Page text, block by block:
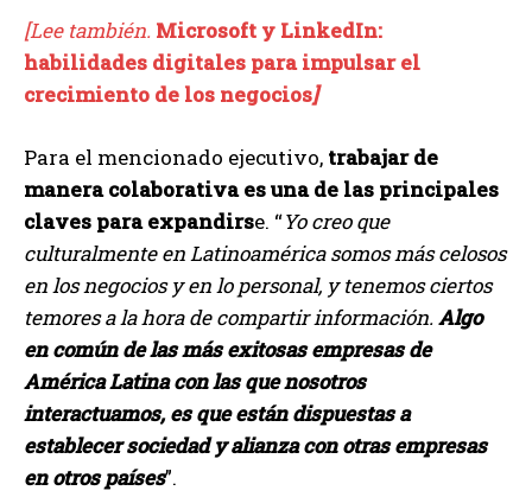
[Lee también. Microsoft y LinkedIn:
habilidades digitales para impulsar el
crecimiento de los negocios]
Para el mencionado ejecutivo, trabajar de
manera colaborativa es una de las principales
claves para expandirse. “Yo creo que
culturalmente en Latinoamérica somos más celosos
en los negocios y en lo personal, y tenemos ciertos
temores a la hora de compartir información.Algo
en común de las más exitosas empresas de
América Latina con las que nosotros
interactuamos, es que están dispuestas a
establecer sociedad y alianza con otras empresas
en otros países”.